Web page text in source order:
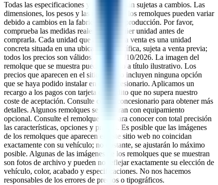
Todas las especificaciones y medidas están sujetas a cambios. Las
dimensiones, los pesos y las medidas de los remolques pueden variar
debido a cambios en la fabricación y la producción. Por favor,
comprueba las medidas reales de cualquier unidad antes de
comprarla. Cada unidad que aparece a la venta es una unidad
concreta situada en una ubicación específica, sujeta a venta previa;
todos los precios son válidos hasta el
08/10/2026. La imagen del
remolque que se muestra puede ser solo a título ilustrativo. Los
precios que aparecen en el sitio web no incluyen ninguna opción
que se haya podido instalar en el concesionario. Aplicamos un
recargo a los pagos con tarjeta de crédito que no supera nuestro
coste de aceptación. Consulte con el concesionario para obtener más
detalles. Algunos remolques se muestran con equipamiento
opcional. Consulte el remolque real para conocer con total precisión
las características, opciones y precios. Es posible que las imágenes
de los remolques que aparecen en este sitio web no coincidan
exactamente con su vehículo; no obstante, se ajustarán lo máximo
posible. Algunas de las imágenes de los remolques que se muestran
son fotos de archivo y pueden no reflejar exactamente su elección de
vehículo, color, acabado y especificaciones. No nos hacemos
responsables de los errores de precios o tipográficos.